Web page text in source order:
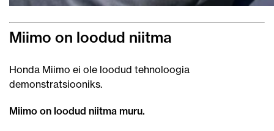
Miimo on loodud niitma
Honda Miimo ei ole loodud tehnoloogia
demonstratsiooniks.
Miimo on loodud niitma muru.